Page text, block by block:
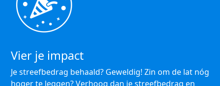
Vier je impact
Je streefbedrag behaald? Geweldig! Zin om de lat nóg
hoger te leggen? Verhoog dan je streefbedrag en